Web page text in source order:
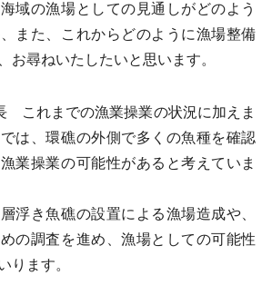
域の漁場としての見通しがどのよう
また、これからどのように漁場整備
お尋ねいたしたいと思います。
これまでの漁業操業の状況に加えま
は、環礁の外側で多くの魚種を確認
業操業の可能性があると考えていま
浮き魚礁の設置による漁場造成や、
の調査を進め、漁場としての可能性
ります。